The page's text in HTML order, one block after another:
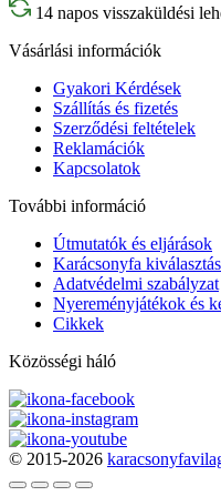
14 napos visszaküldési
Vásárlási információk
Gyakori Kérdések
Szállítás és fizetés
Szerződési feltételek
Reklamációk
Kapcsolatok
További információ
Útmutatók és eljárások
Karácsonyfa
Adatvédelmi szabályzat
Nyereményjátékok és
Cikkek
Közösségi háló
© 2015-2026